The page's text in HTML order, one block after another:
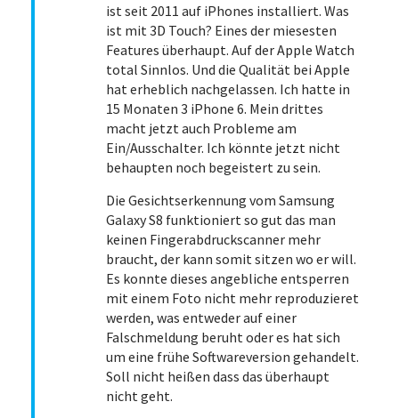
ist seit 2011 auf iPhones installiert. Was
ist mit 3D Touch? Eines der miesesten
Features überhaupt. Auf der Apple Watch
total Sinnlos. Und die Qualität bei Apple
hat erheblich nachgelassen. Ich hatte in
15 Monaten 3 iPhone 6. Mein drittes
macht jetzt auch Probleme am
Ein/Ausschalter. Ich könnte jetzt nicht
behaupten noch begeistert zu sein.
Die Gesichtserkennung vom Samsung
Galaxy S8 funktioniert so gut das man
keinen Fingerabdruckscanner mehr
braucht, der kann somit sitzen wo er will.
Es konnte dieses angebliche entsperren
mit einem Foto nicht mehr reproduzieret
werden, was entweder auf einer
Falschmeldung beruht oder es hat sich
um eine frühe Softwareversion gehandelt.
Soll nicht heißen dass das überhaupt
nicht geht.